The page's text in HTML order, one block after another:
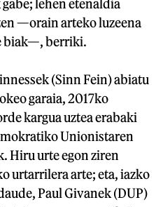
lehen etenaldia
—orain arteko luzeena
biak—, berriki.
(Sinn Fein) abiatu
garaia, 2017ko
kargua uztea erabaki
Unionistaren
Hiru urte egon ziren
urtarrilera arte; eta, iazko
Paul Givanek (DUP)